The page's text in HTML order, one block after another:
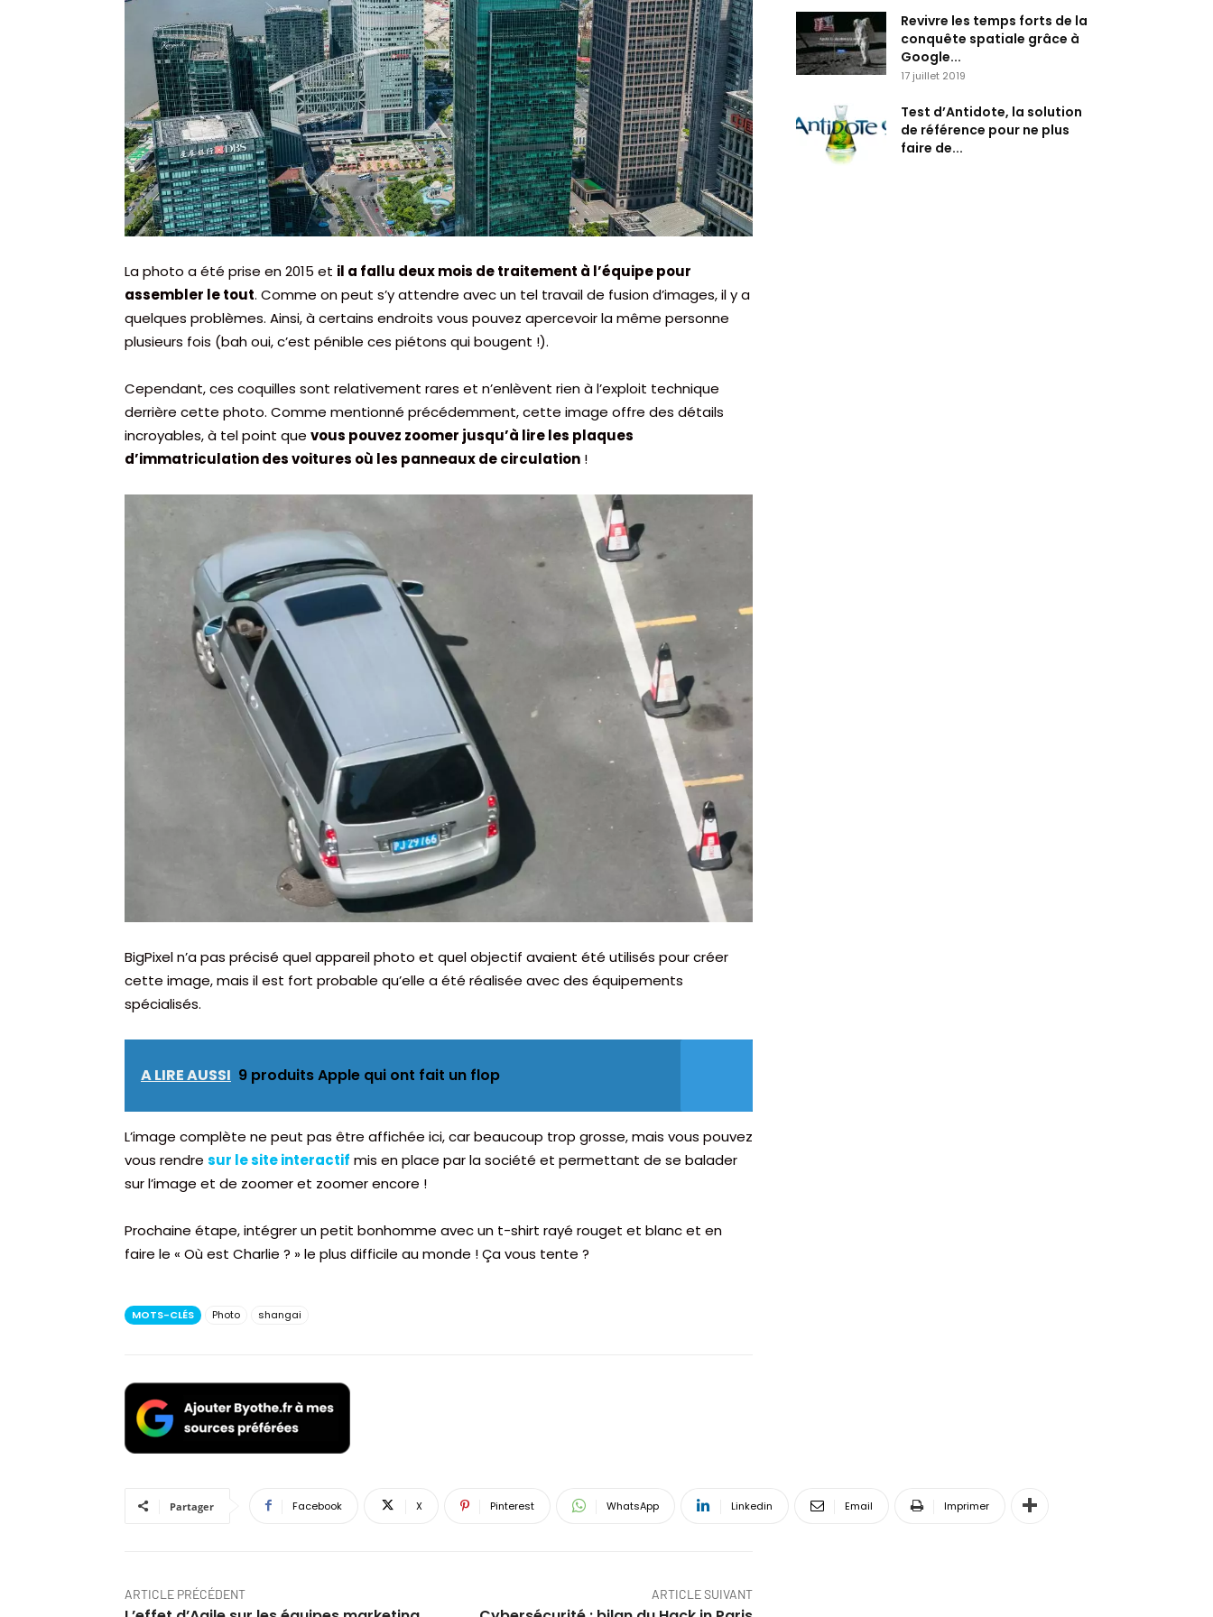
La photo a été prise en 2015 et il a fallu deux mois de traitement à l’équipe pour
assembler le tout. Comme on peut s’y attendre avec un tel travail de fusion d’images, il y a
quelques problèmes. Ainsi, à certains endroits vous pouvez apercevoir la même personne
plusieurs fois (bah oui, c’est pénible ces piétons qui bougent !).
Cependant, ces coquilles sont relativement rares et n’enlèvent rien à l’exploit technique
derrière cette photo. Comme mentionné précédemment, cette image offre des détails
incroyables, à tel point que vous pouvez zoomer jusqu’à lire les plaques
d’immatriculation des voitures où les panneaux de circulation !
BigPixel n’a pas précisé quel appareil photo et quel objectif avaient été utilisés pour créer
cette image, mais il est fort probable qu’elle a été réalisée avec des équipements
spécialisés.
A LIRE AUSSI 9 produits Apple qui ont fait un flop
L’image complète ne peut pas être affichée ici, car beaucoup trop grosse, mais vous pouvez
vous rendre sur le site interactif mis en place par la société et permettant de se balader
sur l’image et de zoomer et zoomer encore !
Prochaine étape, intégrer un petit bonhomme avec un t-shirt rayé rouget et blanc et en
faire le « Où est Charlie ? » le plus difficile au monde ! Ça vous tente ?
MOTS-CLÉS Photo shangai
Partager Facebook X Pinterest WhatsApp Linkedin Email Imprimer
ARTICLE PRÉCÉDENT ARTICLE SUIVANT
Revivre les temps forts de la
conquête spatiale grâce à
Google...
17 juillet 2019
Test d’Antidote, la solution
de référence pour ne plus
faire de...